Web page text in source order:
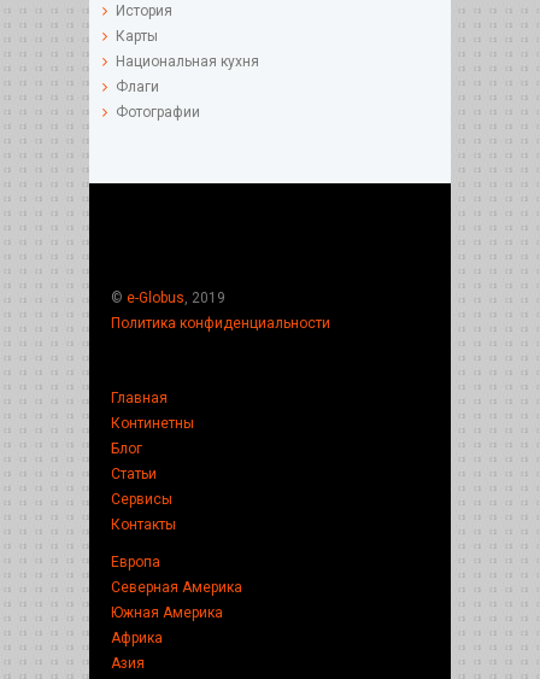
История
Карты
Национальная кухня
Флаги
Фотографии
© e-Globus, 2019
Политика конфиденциальности
Главная
Континетны
Блог
Статьи
Сервисы
Контакты
Европа
Северная Америка
Южная Америка
Африка
Азия